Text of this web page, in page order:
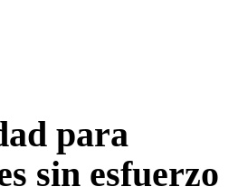
para
sin esfuerzo